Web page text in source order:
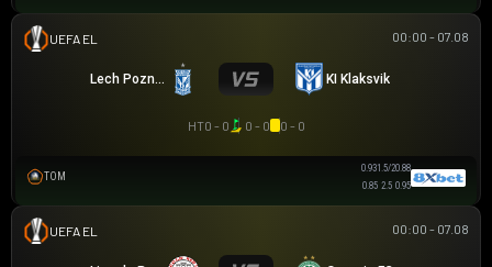
00:00 - 07.08
Lech Poznan KI Klaksvik
HT0 - 0 0 - 0 0 - 0
TOM
0.931.5/20.88
0.85 2.5 0.95
00:00 - 07.08